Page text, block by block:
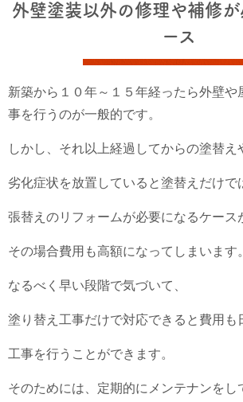
外壁塗装以外の修理や補修
ース
新築から１０年～１５年経ったら外壁や
事を行うのが一般的です。
しかし、それ以上経過してからの塗替え
劣化症状を放置していると塗替えだけで
張替えのリフォームが必要になるケース
その場合費用も高額になってしまいます。
なるべく早い段階で気づいて、
塗り替え工事だけで対応できると費用も
工事を行うことができます。
そのためには、定期的にメンテナンをし